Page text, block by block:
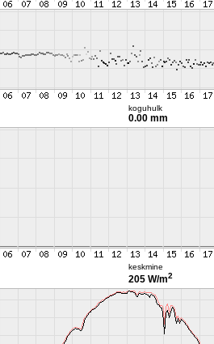
koguhulk
0.00 mm
keskmine
205 W/m2